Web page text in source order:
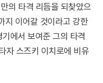
의 타격 리듬을 되찾았으
지 이어갈 것이라고 강한
에서 보여준 그의 타격
자 스즈키 이치로에 비유